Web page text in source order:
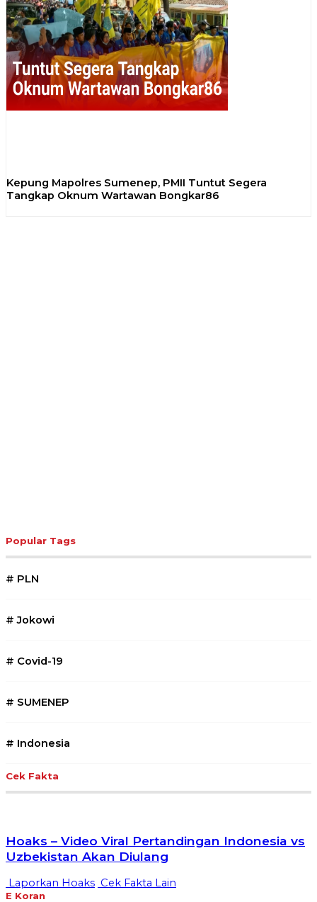
Kepung Mapolres Sumenep, PMII Tuntut Segera
Tangkap Oknum Wartawan Bongkar86
Popular Tags
# PLN
# Jokowi
# Covid-19
# SUMENEP
# Indonesia
Cek Fakta
Hoaks – Video Viral Pertandingan Indonesia vs
Uzbekistan Akan Diulang
Laporkan Hoaks Cek Fakta Lain
E Koran